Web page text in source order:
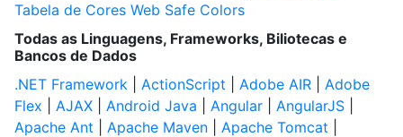
Tabela de Cores Web Safe Colors
Todas as Linguagens, Frameworks, Biliotecas e
Bancos de Dados
.NET Framework
ActionScript Adobe AIR
Adobe
Flex
AJAX Android Java Angular AngularJS
Apache Ant
Apache Maven Apache Tomcat